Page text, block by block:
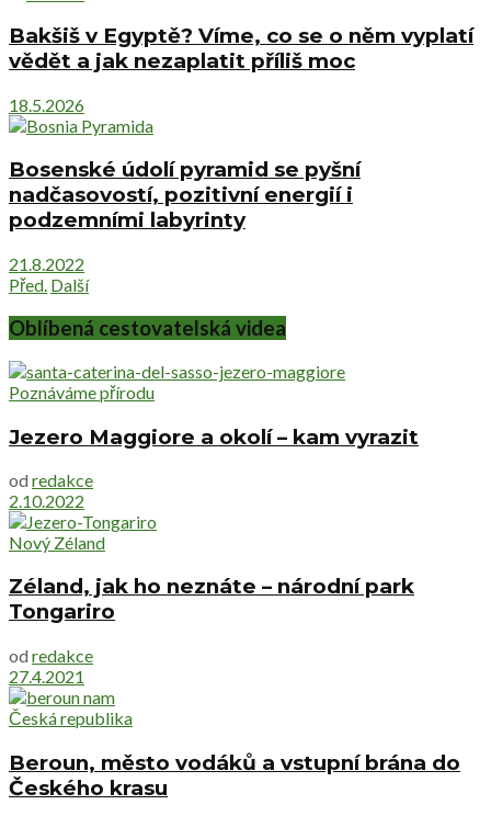
Bakšiš v Egyptě? Víme, co se o něm vyplatí
vědět a jak nezaplatit příliš moc
18.5.2026
Bosenské údolí pyramid se pyšní
nadčasovostí, pozitivní energií i
podzemními labyrinty
21.8.2022
Před. Další
Oblíbená cestovatelská videa
Poznáváme přírodu
Jezero Maggiore a okolí – kam vyrazit
od redakce
2.10.2022
Nový Zéland
Zéland, jak ho neznáte – národní park
Tongariro
od redakce
27.4.2021
Česká republika
Beroun, město vodáků a vstupní brána do
Českého krasu